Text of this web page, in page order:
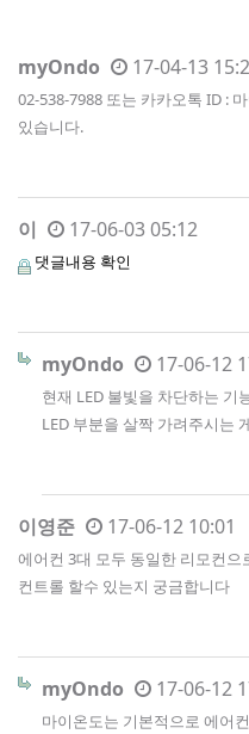
myOndo 17-04-13
02-538-7988 또는 카카오톡 ID :
있습니다.
이 17-06-03 05:12
댓글내용 확인
myOndo 17-06-12
현재 LED 불빛을 차단하는 기
LED 부분을 살짝 가려주시는
이영준 17-06-12 10:01
에어컨 3대 모두 동일한 리모컨
컨트롤 할수 있는지 궁금합니다
myOndo 17-06-12
마이온도는 기본적으로 에어